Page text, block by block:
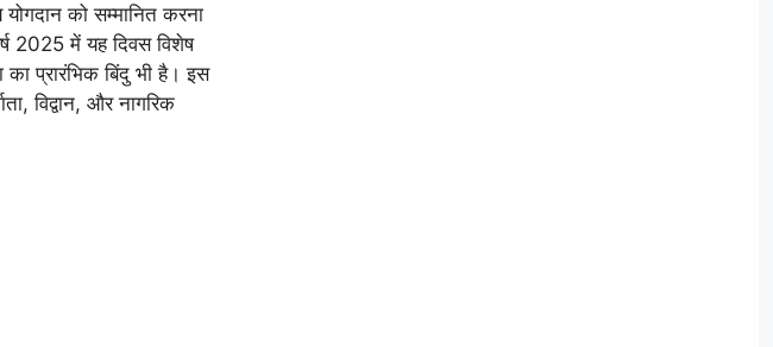
को सम्मानित करना
2025 में यह दिवस विशेष
का प्रारंभिक बिंदु भी है। इस
विद्वान, और नागरिक